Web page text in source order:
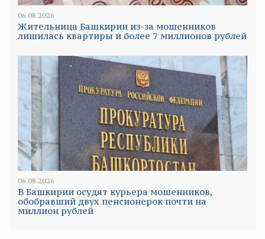
06.08.2026
Жительница Башкирии из-за мошенников
лишилась квартиры и более 7 миллионов рублей
06.08.2026
В Башкирии осудят курьера мошенников,
обобравший двух пенсионерок почти на
миллион рублей